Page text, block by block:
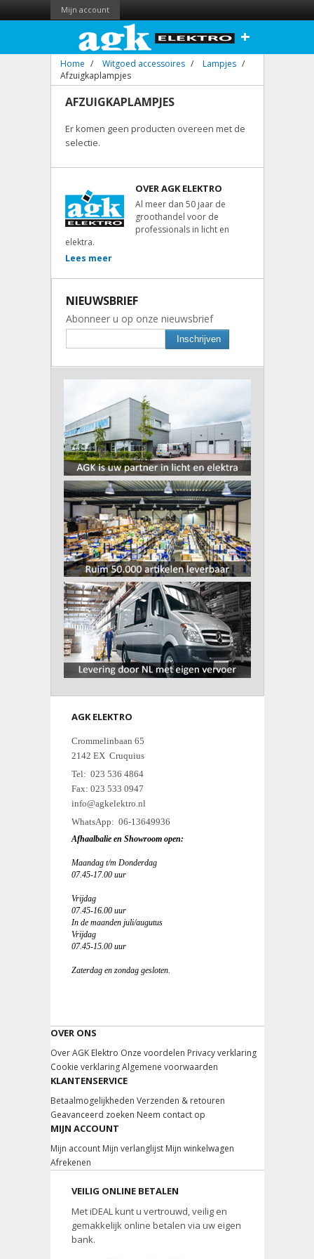
Mijn account
+
Home / Witgoed accessoires / Lampjes /
Afzuigkaplampjes
AFZUIGKAPLAMPJES
Er komen geen producten overeen met de
selectie.
OVER AGK ELEKTRO
Al meer dan 50 jaar de
groothandel voor de
professionals in licht en
elektra.
Lees meer
NIEUWSBRIEF
Abonneer u op onze nieuwsbrief
Inschrijven
AGK ELEKTRO
Crommelinbaan 65
2142 EX Cruquius
Tel: 023 536 4864
Fax: 023 533 0947
info@agkelektro.nl
WhatsApp: 06-13649936
Afhaalbalie en Showroom open:
Maandag t/m Donderdag
07.45-17.00 uur
Vrijdag
07.45-16.00 uur
In de maanden juli/augutus
Vrijdag
07.45-15.00 uur
Zaterdag en zondag gesloten.
OVER ONS
Over AGK Elektro Onze voordelen Privacy verklaring
Cookie verklaring Algemene voorwaarden
KLANTENSERVICE
Betaalmogelijkheden Verzenden & retouren
Geavanceerd zoeken Neem contact op
MIJN ACCOUNT
Mijn account Mijn verlanglijst Mijn winkelwagen
Afrekenen
VEILIG ONLINE BETALEN
Met iDEAL kunt u vertrouwd, veilig en
gemakkelijk online betalen via uw eigen
bank.